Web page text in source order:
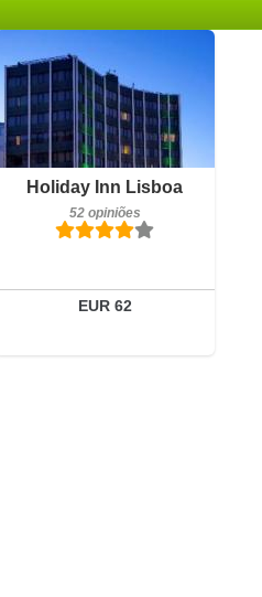
Holiday Inn Lisboa
52 opiniões
EUR 62
52 opiniões
Detalhes
Reservar